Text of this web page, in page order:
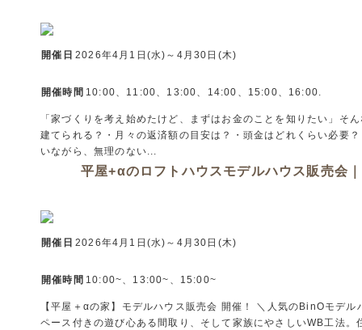
開催日 2026年4月1日(水)～4月30日(木)
開催時間 10:00、11:00、13:00、14:00、15:00、16:00.
「家づくりを考え始めたけど、まずはお金のことを知りたい」そ
建てられる？・月々の返済額の目安は？・頭金はどれくらい必要
いながら、無理のない...
平屋+αのロフトハウスモデルハウス販売会
開催日 2026年4月1日(水)～4月30日(木)
開催時間 10:00~、13:00~、15:00~
【平屋＋αの家】モデルハウス販売会 開催！ ＼人気のBinOモデ
ペース付きの遊び心ある間取り、そして家族にやさしいWB工法